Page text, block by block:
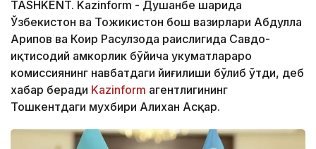
TASHKENT. Kazinform - Душанбе шаҳрида
Ўзбекистон ва Тожикистон бош вазирлари Абдулла
Арипов ва Коҳир Расулзода раислигида Савдо-
иқтисодий ҳамкорлик бўйича ҳукуматлараро
комиссиянинг навбатдаги йиғилиши бўлиб ўтди, деб
хабар беради Kazinform агентлигининг
Тошкентдаги мухбири Алихан Асқар.